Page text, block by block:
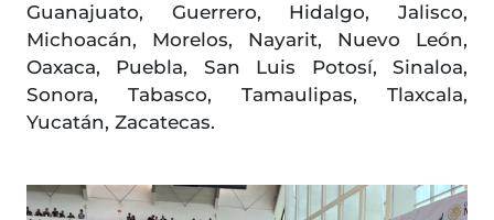
Guanajuato, Guerrero, Hidalgo, Jalisco,
Michoacán, Morelos, Nayarit, Nuevo León,
Oaxaca, Puebla, San Luis Potosí, Sinaloa,
Sonora, Tabasco, Tamaulipas, Tlaxcala,
Yucatán, Zacatecas.